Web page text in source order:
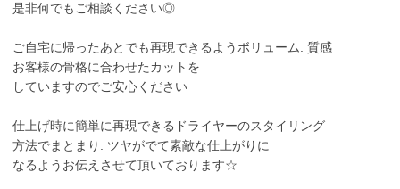
是非何でもご相談ください◎
ご自宅に帰ったあとでも再現できるようボリューム. 質感
お客様の骨格に合わせたカットを
していますのでご安心ください
仕上げ時に簡単に再現できるドライヤーのスタイリング
方法でまとまり. ツヤがでて素敵な仕上がりに
なるようお伝えさせて頂いております☆